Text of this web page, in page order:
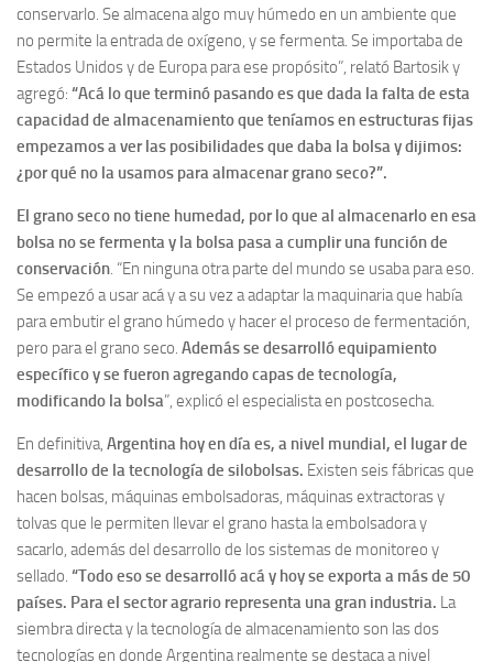
conservarlo. Se almacena algo muy húmedo en un ambiente que
no permite la entrada de oxígeno, y se fermenta. Se importaba de
Estados Unidos y de Europa para ese propósito”, relató Bartosik y
agregó: “Acá lo que terminó pasando es que dada la falta de esta
capacidad de almacenamiento que teníamos en estructuras fijas
empezamos a ver las posibilidades que daba la bolsa y dijimos:
¿por qué no la usamos para almacenar grano seco?”.
El grano seco no tiene humedad, por lo que al almacenarlo en esa
bolsa no se fermenta y la bolsa pasa a cumplir una función de
conservación. “En ninguna otra parte del mundo se usaba para eso.
Se empezó a usar acá y a su vez a adaptar la maquinaria que había
para embutir el grano húmedo y hacer el proceso de fermentación,
pero para el grano seco. Además se desarrolló equipamiento
específico y se fueron agregando capas de tecnología,
modificando la bolsa”, explicó el especialista en postcosecha.
En definitiva, Argentina hoy en día es, a nivel mundial, el lugar de
desarrollo de la tecnología de silobolsas. Existen seis fábricas que
hacen bolsas, máquinas embolsadoras, máquinas extractoras y
tolvas que le permiten llevar el grano hasta la embolsadora y
sacarlo, además del desarrollo de los sistemas de monitoreo y
sellado. “Todo eso se desarrolló acá y hoy se exporta a más de 50
países. Para el sector agrario representa una gran industria. La
siembra directa y la tecnología de almacenamiento son las dos
tecnologías en donde Argentina realmente se destaca a nivel